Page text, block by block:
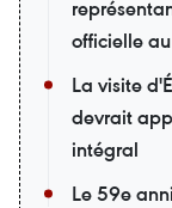
officielle
La visite
devrait
intégral
Le 59e